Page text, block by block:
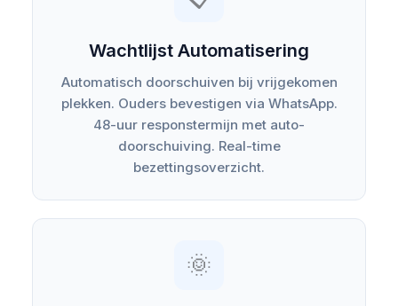
Wachtlijst Automatisering
Automatisch doorschuiven bij vrijgekomen
plekken. Ouders bevestigen via WhatsApp.
48-uur responstermijn met auto-
doorschuiving. Real-time
bezettingsoverzicht.
🌞